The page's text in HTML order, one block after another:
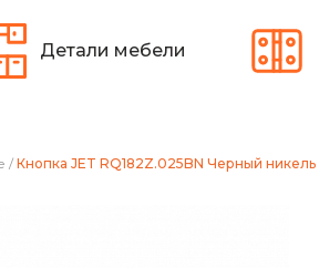
Детали мебели
/ Кнопка JET RQ182Z.025BN Черный никель